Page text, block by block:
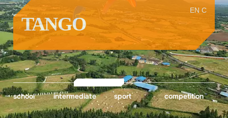
school intermediate sport competition
EN C
TANGO